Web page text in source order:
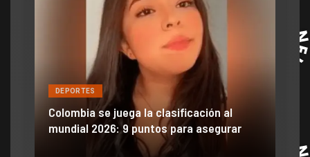
DEPORTES
Colombia se juega la clasificación al
mundial 2026: 9 puntos para asegurar